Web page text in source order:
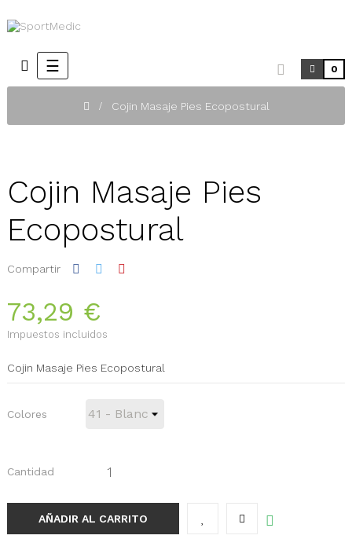
Navegación
de
☰ 0
Cojin Masaje Pies Ecopostural
Cojin Masaje Pies
Ecopostural
Compartir
73,29 €
Impuestos incluidos
Cojin Masaje Pies Ecopostural
Colores
Cantidad
AÑADIR AL CARRITO